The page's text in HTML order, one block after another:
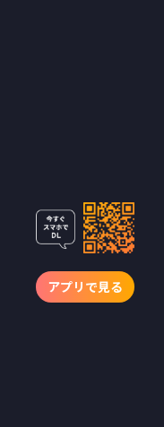
アプリで見る